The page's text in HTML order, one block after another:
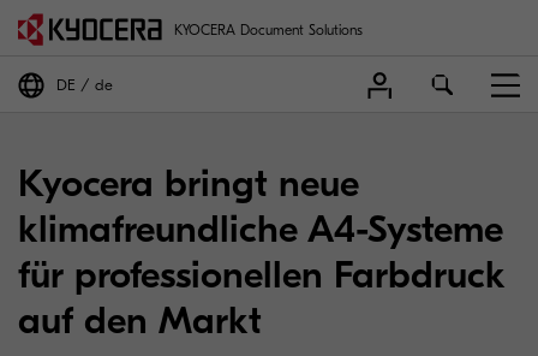
KYOCERA Document Solutions
DE de
Kyocera bringt neue
klimafreundliche A4-Systeme
für professionellen Farbdruck
auf den Markt